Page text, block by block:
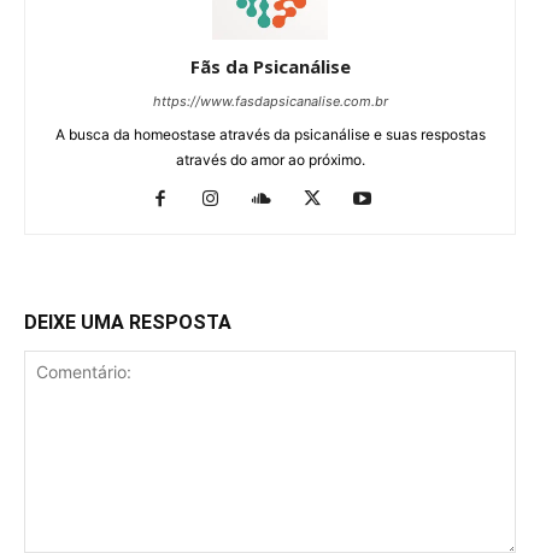
Fãs da Psicanálise
https://www.fasdapsicanalise.com.br
A busca da homeostase através da psicanálise e suas respostas
através do amor ao próximo.
DEIXE UMA RESPOSTA